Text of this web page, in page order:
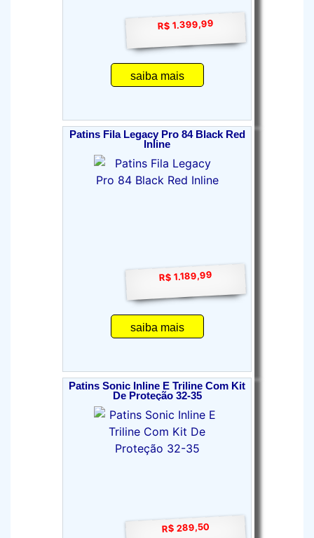
R$ 1.399,99
saiba mais
Patins Fila Legacy Pro 84 Black Red
Inline
R$ 1.189,99
saiba mais
Patins Sonic Inline E Triline Com Kit
De Proteção 32-35
R$ 289,50